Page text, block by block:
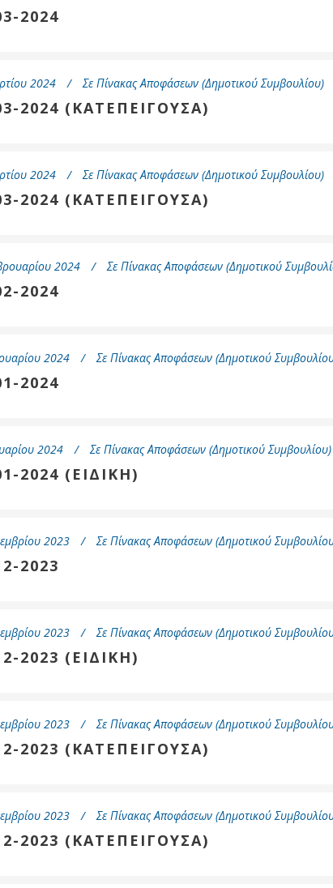
2024
2024 Σε Πίνακας Αποφάσεων (Δημοτικού Συμβουλίου)
2024 (ΚΑΤΕΠΕΙΓΟΥΣΑ)
2024 Σε Πίνακας Αποφάσεων (Δημοτικού Συμβουλίου)
2024 (ΚΑΤΕΠΕΙΓΟΥΣΑ)
2024 Σε Πίνακας Αποφάσεων (Δημοτικού
2024
2024 Σε Πίνακας Αποφάσεων (Δημοτικού
2024
2024 Σε Πίνακας Αποφάσεων (Δημοτικού Συμβουλίου)
2024 (ΕΙΔΙΚΗ)
2023 Σε Πίνακας Αποφάσεων (Δημοτικού
2023
2023 Σε Πίνακας Αποφάσεων (Δημοτικού
2023 (ΕΙΔΙΚΗ)
2023 Σε Πίνακας Αποφάσεων (Δημοτικού
2023 (ΚΑΤΕΠΕΙΓΟΥΣΑ)
2023 Σε Πίνακας Αποφάσεων (Δημοτικού
2023 (ΚΑΤΕΠΕΙΓΟΥΣΑ)